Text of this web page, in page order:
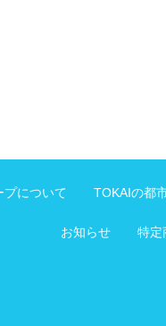
プについて TOKAIの都
お知らせ 特定